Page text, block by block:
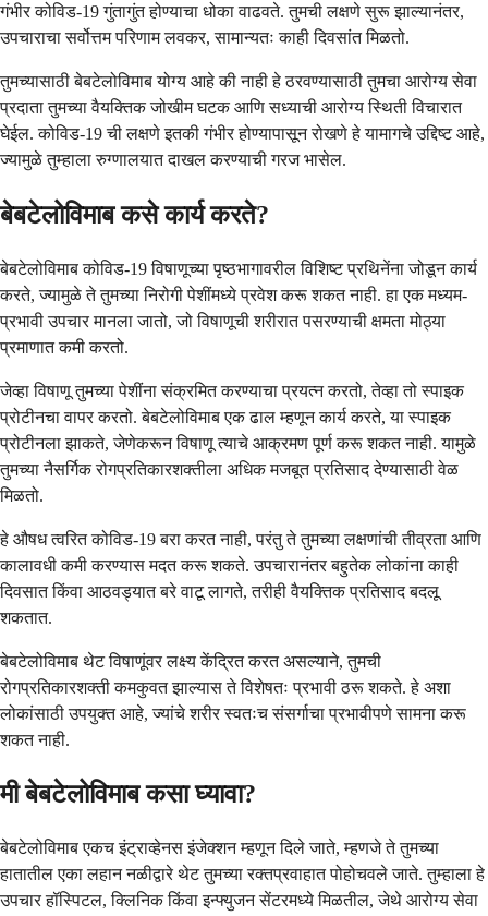
गंभीर कोविड-19 गुंतागुंत होण्याचा धोका वाढवते. तुमची लक्षणे सुरू झाल्यानंतर,
उपचाराचा सर्वोत्तम परिणाम लवकर, सामान्यतः काही दिवसांत मिळतो.
तुमच्यासाठी बेबटेलोविमाब योग्य आहे की नाही हे ठरवण्यासाठी तुमचा आरोग्य सेवा
प्रदाता तुमच्या वैयक्तिक जोखीम घटक आणि सध्याची आरोग्य स्थिती विचारात
घेईल. कोविड-19 ची लक्षणे इतकी गंभीर होण्यापासून रोखणे हे यामागचे उद्दिष्ट आहे,
ज्यामुळे तुम्हाला रुग्णालयात दाखल करण्याची गरज भासेल.
बेबटेलोविमाब कसे कार्य करते?
बेबटेलोविमाब कोविड-19 विषाणूच्या पृष्ठभागावरील विशिष्ट प्रथिनेंना जोडून कार्य
करते, ज्यामुळे ते तुमच्या निरोगी पेशींमध्ये प्रवेश करू शकत नाही. हा एक मध्यम-
प्रभावी उपचार मानला जातो, जो विषाणूची शरीरात पसरण्याची क्षमता मोठ्या
प्रमाणात कमी करतो.
जेव्हा विषाणू तुमच्या पेशींना संक्रमित करण्याचा प्रयत्न करतो, तेव्हा तो स्पाइक
प्रोटीनचा वापर करतो. बेबटेलोविमाब एक ढाल म्हणून कार्य करते, या स्पाइक
प्रोटीनला झाकते, जेणेकरून विषाणू त्याचे आक्रमण पूर्ण करू शकत नाही. यामुळे
तुमच्या नैसर्गिक रोगप्रतिकारशक्तीला अधिक मजबूत प्रतिसाद देण्यासाठी वेळ
मिळतो.
हे औषध त्वरित कोविड-19 बरा करत नाही, परंतु ते तुमच्या लक्षणांची तीव्रता आणि
कालावधी कमी करण्यास मदत करू शकते. उपचारानंतर बहुतेक लोकांना काही
दिवसात किंवा आठवड्यात बरे वाटू लागते, तरीही वैयक्तिक प्रतिसाद बदलू
शकतात.
बेबटेलोविमाब थेट विषाणूंवर लक्ष्य केंद्रित करत असल्याने, तुमची
रोगप्रतिकारशक्ती कमकुवत झाल्यास ते विशेषतः प्रभावी ठरू शकते. हे अशा
लोकांसाठी उपयुक्त आहे, ज्यांचे शरीर स्वतःच संसर्गाचा प्रभावीपणे सामना करू
शकत नाही.
मी बेबटेलोविमाब कसा घ्यावा?
बेबटेलोविमाब एकच इंट्राव्हेनस इंजेक्शन म्हणून दिले जाते, म्हणजे ते तुमच्या
हातातील एका लहान नळीद्वारे थेट तुमच्या रक्तप्रवाहात पोहोचवले जाते. तुम्हाला हे
उपचार हॉस्पिटल, क्लिनिक किंवा इन्फ्युजन सेंटरमध्ये मिळतील, जेथे आरोग्य सेवा